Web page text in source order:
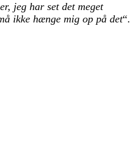
jeg har set det meget
ikke hænge mig op på det“.